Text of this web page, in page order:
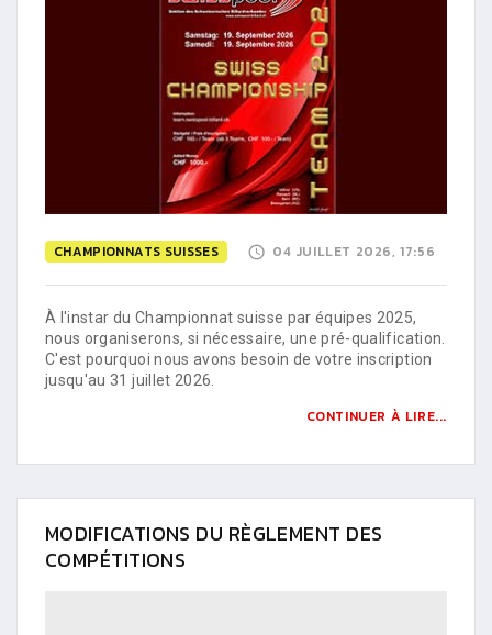
CHAMPIONNATS SUISSES 04 JUILLET 2026, 17:56
À l'instar du Championnat suisse par équipes 2025,
nous organiserons, si nécessaire, une pré-qualification.
C'est pourquoi nous avons besoin de votre inscription
jusqu'au 31 juillet 2026.
CONTINUER À LIRE...
MODIFICATIONS DU RÈGLEMENT DES
COMPÉTITIONS